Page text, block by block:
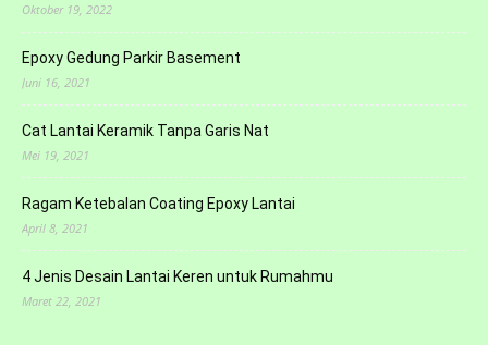
Oktober 19, 2022
Epoxy Gedung Parkir Basement
Juni 16, 2021
Cat Lantai Keramik Tanpa Garis Nat
Mei 19, 2021
Ragam Ketebalan Coating Epoxy Lantai
April 8, 2021
4 Jenis Desain Lantai Keren untuk Rumahmu
Maret 22, 2021